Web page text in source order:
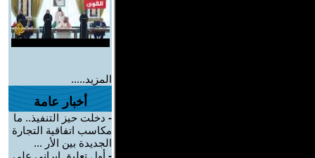
المزيد.....
أخبار عامة
- دخلت حيز التنفيذ.. ما
مكاسب اتفاقية التجارة
الجديدة بين الأر ...
- أول تعليق إيراني على